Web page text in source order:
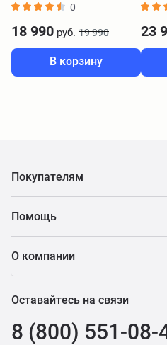
0
18 990 руб. 19 990
В корзину
23
Покупателям
Помощь
О компании
Оставайтесь на связи
8 (800) 551-08-